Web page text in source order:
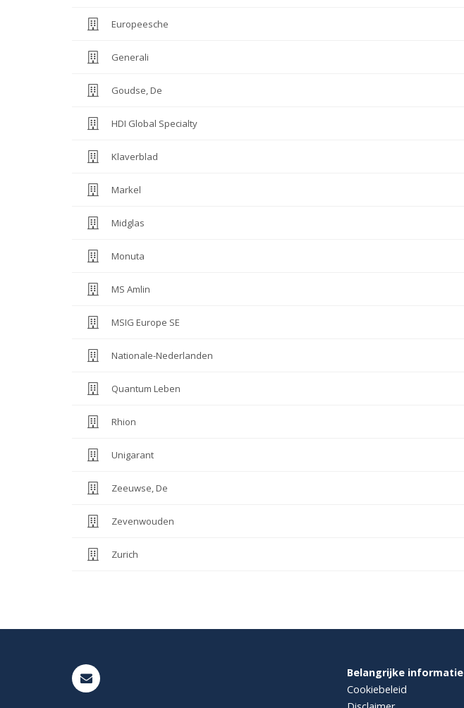
Belangrijke informatie
Cookiebeleid